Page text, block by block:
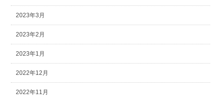
2023年3月
2023年2月
2023年1月
2022年12月
2022年11月